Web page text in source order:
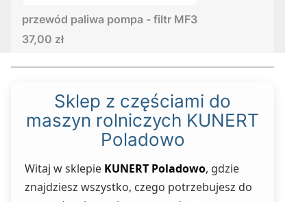
przewód paliwa pompa - filtr MF3
Cena
37,00 zł
Sklep z częściami do
maszyn rolniczych KUNERT
Poladowo
Witaj w sklepie KUNERT Poladowo, gdzie
znajdziesz wszystko, czego potrzebujesz do